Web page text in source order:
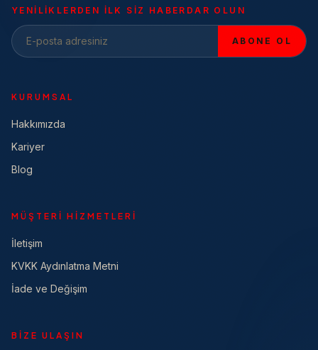
YENILIKLERDEN ILK SIZ HABERDAR OLUN
ABONE OL
KURUMSAL
Hakkımızda
Kariyer
Blog
MÜŞTERI HIZMETLERI
İletişim
KVKK Aydınlatma Metni
İade ve Değişim
BIZE ULAŞIN